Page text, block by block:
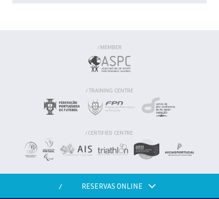
/ MEMBER
/ TRAINING CENTRE
/ CERTIFIED CENTRE
/ RESERVAS ONLINE